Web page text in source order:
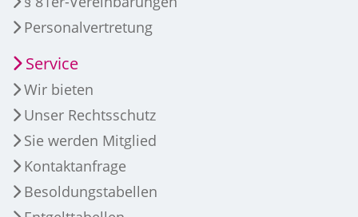
Personalvertretung
Service
Wir bieten
Unser Rechtsschutz
Sie werden Mitglied
Kontaktanfrage
Besoldungstabellen